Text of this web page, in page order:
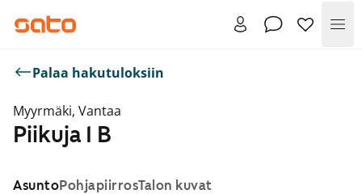
Palaa hakutuloksiin
Myyrmäki, Vantaa
Piikuja 1 B
AsuntoPohjapiirrosTalon kuvat